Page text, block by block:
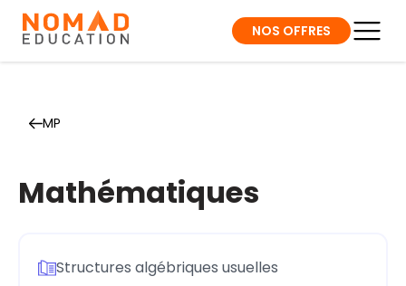
NOS OFFRES
MP
Mathématiques
Structures algébriques usuelles